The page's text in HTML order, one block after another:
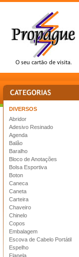
DIVERSOS
Abridor
Adesivo Resinado
Agenda
Balão
Baralho
Bloco de Anotações
Bolsa Esportiva
Boton
Caneca
Caneta
Carteira
Chaveiro
Chinelo
Copos
Embalagem
Escova de Cabelo Portátil
Espelho
Flanela